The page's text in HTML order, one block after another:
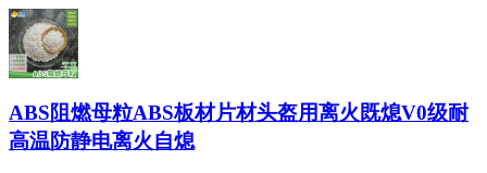
ABS阻燃母粒ABS板材片材头盔用离火既熄V0级耐
高温防静电离火自熄